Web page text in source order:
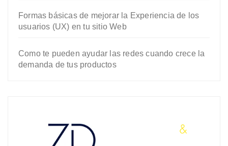
Formas básicas de mejorar la Experiencia de los
usuarios (UX) en tu sitio Web
Como te pueden ayudar las redes cuando crece la
demanda de tus productos